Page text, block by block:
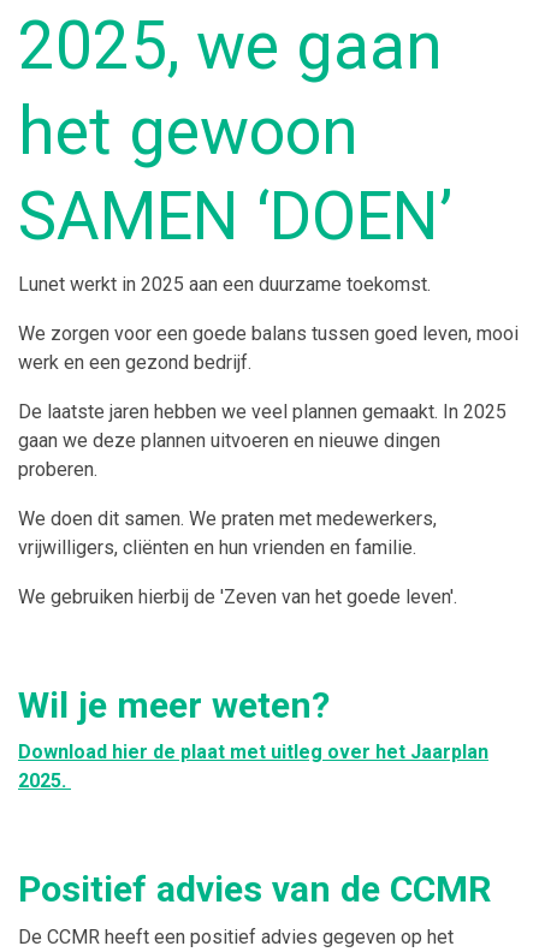
2025, we gaan
het gewoon
SAMEN ‘DOEN’
Lunet werkt in 2025 aan een duurzame toekomst.
We zorgen voor een goede balans tussen goed leven, mooi
werk en een gezond bedrijf.
De laatste jaren hebben we veel plannen gemaakt. In 2025
gaan we deze plannen uitvoeren en nieuwe dingen
proberen.
We doen dit samen. We praten met medewerkers,
vrijwilligers, cliënten en hun vrienden en familie.
We gebruiken hierbij de 'Zeven van het goede leven'.
Wil je meer weten?
Download hier de plaat met uitleg over het Jaarplan
2025.
Positief advies van de CCMR
De CCMR heeft een positief advies gegeven op het